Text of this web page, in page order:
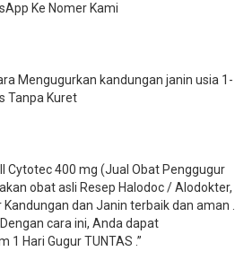
Ke Nomer Kami
Mengugurkan kandungan janin usia 1-
Tanpa Kuret
Cytotec 400 mg (Jual Obat Penggugur
obat asli Resep Halodoc / Alodokter,
dan Janin terbaik dan aman .
cara ini, Anda dapat
Hari Gugur TUNTAS .”